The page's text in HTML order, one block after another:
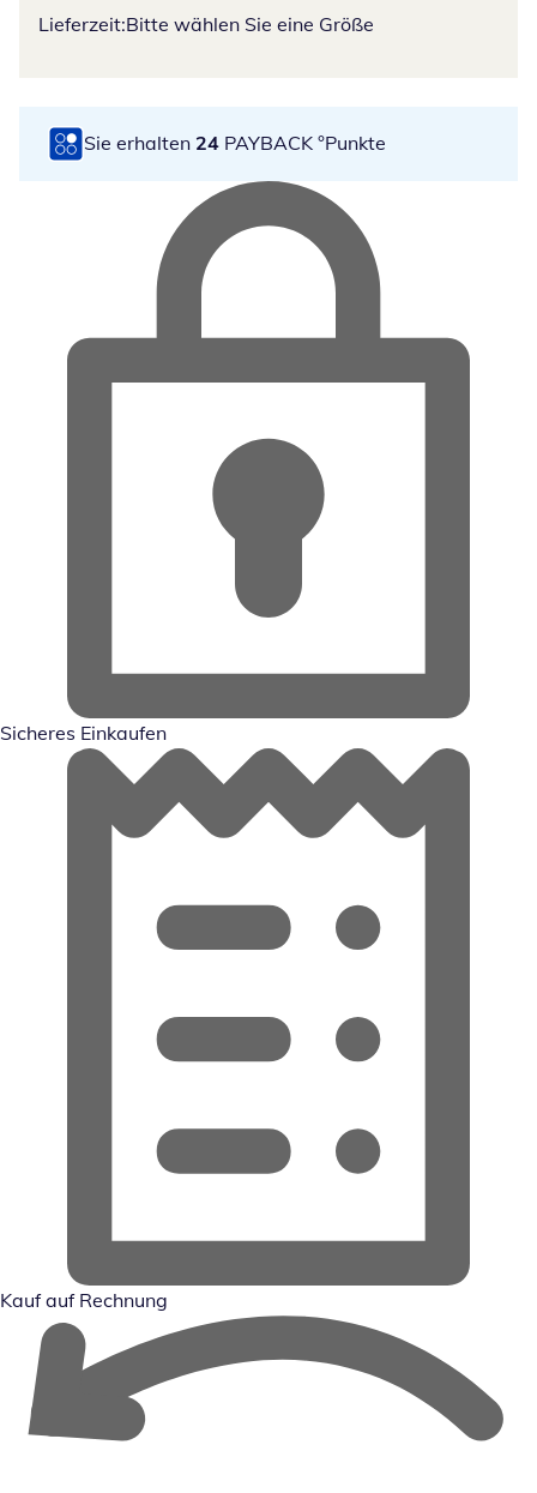
Lieferzeit:Bitte wählen Sie eine Größe
Sie erhalten 24 PAYBACK °Punkte
Sicheres Einkaufen
Kauf auf Rechnung